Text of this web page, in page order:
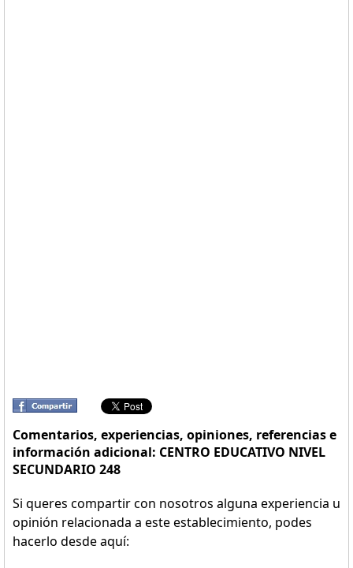
Comentarios, experiencias, opiniones, referencias e
información adicional: CENTRO EDUCATIVO NIVEL
SECUNDARIO 248
Si queres compartir con nosotros alguna experiencia u
opinión relacionada a este establecimiento, podes
hacerlo desde aquí: